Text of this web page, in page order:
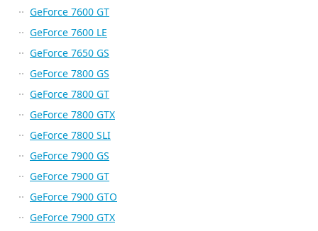
GeForce 7600 GT
GeForce 7600 LE
GeForce 7650 GS
GeForce 7800 GS
GeForce 7800 GT
GeForce 7800 GTX
GeForce 7800 SLI
GeForce 7900 GS
GeForce 7900 GT
GeForce 7900 GTO
GeForce 7900 GTX